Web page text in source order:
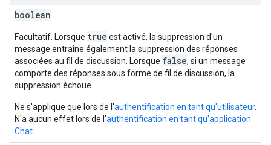
boolean
Facultatif. Lorsque true est activé, la suppression d'un
message entraîne également la suppression des réponses
associées au fil de discussion. Lorsque false, si un message
comporte des réponses sous forme de fil de discussion, la
suppression échoue.
Ne s'applique que lors de l'authentification en tant qu'utilisateur.
N'a aucun effet lors de l'authentification en tant qu'application
Chat